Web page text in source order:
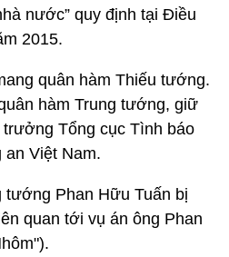
nước” quy định tại Điều
2015.
quân hàm Thiếu tướng.
hàm Trung tướng, giữ
Tổng cục Tình báo
an Việt Nam.
tướng Phan Hữu Tuấn bị
quan tới vụ án ông Phan